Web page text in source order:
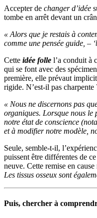
Accepter de changer d’idée
tombe en arrêt devant un
« Alors que je restais à
comme une pensée guide, –
Cette idée folle l’a conduit à
qui se font avec des
première, elle prévaut
rigide. N’est-il pas
« Nous ne discernons pas
organiques. Lorsque nous le
notre état de conscience
et à modifier notre modèle,
Seule, semble-t-il,
puissent être différentes de
neuve. Cette remise en
Les tissus osseux sont
Puis, chercher à